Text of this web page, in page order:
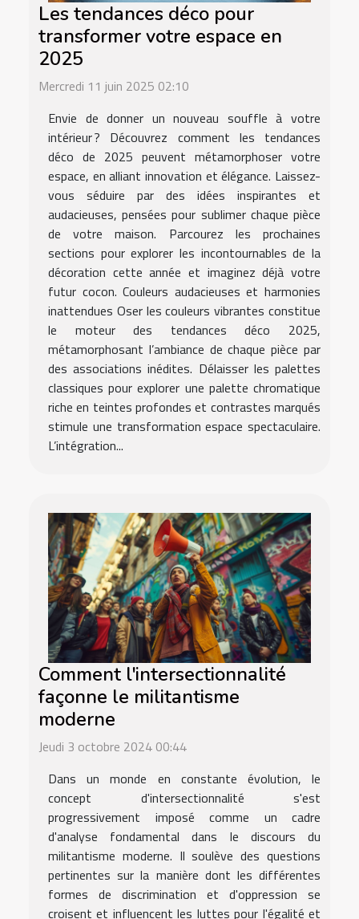
Les tendances déco pour
transformer votre espace en
2025
Mercredi 11 juin 2025 02:10
Envie de donner un nouveau souffle à votre
intérieur ? Découvrez comment les tendances
déco de 2025 peuvent métamorphoser votre
espace, en alliant innovation et élégance. Laissez-
vous séduire par des idées inspirantes et
audacieuses, pensées pour sublimer chaque pièce
de votre maison. Parcourez les prochaines
sections pour explorer les incontournables de la
décoration cette année et imaginez déjà votre
futur cocon. Couleurs audacieuses et harmonies
inattendues Oser les couleurs vibrantes constitue
le moteur des tendances déco 2025,
métamorphosant l’ambiance de chaque pièce par
des associations inédites. Délaisser les palettes
classiques pour explorer une palette chromatique
riche en teintes profondes et contrastes marqués
stimule une transformation espace spectaculaire.
L’intégration...
Comment l'intersectionnalité
façonne le militantisme
moderne
Jeudi 3 octobre 2024 00:44
Dans un monde en constante évolution, le
concept d'intersectionnalité s'est
progressivement imposé comme un cadre
d'analyse fondamental dans le discours du
militantisme moderne. Il soulève des questions
pertinentes sur la manière dont les différentes
formes de discrimination et d'oppression se
croisent et influencent les luttes pour l'égalité et